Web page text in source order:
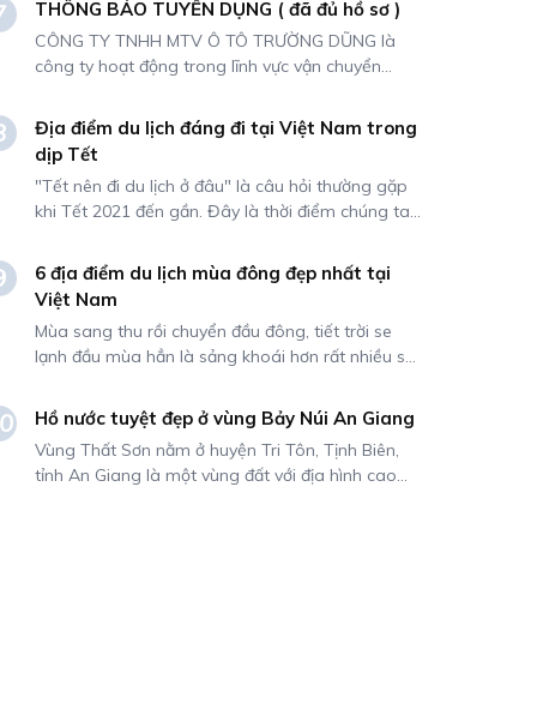
trình của bạn.
đảm bảo ô tô luôn hoạt động tốt nhất. Trong bài
viết này, chúng tôi sẽ cung cấp cho bạn 10 mẹo
giúp chiếc xe của bạn luôn hoạt động tốt nhất.
THÔNG BÁO TUYỂN DỤNG ( đã đủ hồ sơ )
CÔNG TY TNHH MTV Ô TÔ TRƯỜNG DŨNG là
công ty hoạt động trong lĩnh vực vận chuyển
vụ cho thuê xe đi tour, tự lái hoặc có kèm tài xế.
Do nhu cầu mở rộng kinh doanh, Công ty chúng
tôi cần tuyển dụng NHÂN SỰ cho vị trí sau:
Địa điểm du lịch đáng đi tại Việt Nam trong
dịp Tết
"Tết nên đi du lịch ở đâu" là câu hỏi thường gặp
khi Tết 2021 đến gần. Đây là thời điểm chúng ta
Ngoài việc về quê thăm hỏi họ hàng thì thời gian
còn lại mọi người sẽ chọn những nơi để du lịch
cùng gia đình.
6 địa điểm du lịch mùa đông đẹp nhất tại
Việt Nam
Mùa sang thu rồi chuyển đầu đông, tiết trời se
lạnh đầu mùa hẳn là sảng khoái hơn rất nhiều so
cái lạnh căm căm, rét buốt. Chính vì thế mà bạn
không thể bỏ lỡ những khoảnh khắc giao mùa
mát lạnh và cực kì lãng mạn này. Dưới đây là gợi
ý 6 địa điểm du lịch mùa đông giúp bạn bắt ngay
Hồ nước tuyệt đẹp ở vùng Bảy Núi An Giang
Vùng Thất Sơn nằm ở huyện Tri Tôn, Tịnh Biên,
tỉnh An Giang là một vùng đất với địa hình cao